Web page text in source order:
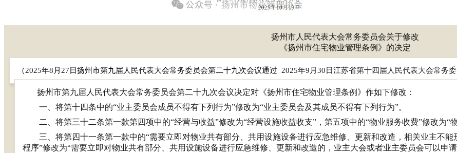
扬州市人民代表大会常务委员会关于修改
《扬州市住宅物业管理条例》的决定
（2025年8 月 27 日扬州市第九届人民代表大会常务委员会第二十九次会议通过 2025年9 月 30 日江苏省第十四届人民代表大会常务
扬州市第九届人民代表大会常务委员会第二十九次会议决定对《扬州市住宅物业管理条例》作如下修改：
一、 将第十四条中的“业主委员会成员不得有下列行为”修改为“业主委员会及其成员不得有下列行为”。
二、 将第三十二条第一款第四项中的“经营与收益”修改为“经营设施收益收支”，第五项中的“物业服务收费”修改为“
三、 将第四十一条第一款中的“需要立即对物业共有部分、共用设施设备进行应急维修、更新和改造，相关业主不
程序”修改为“需要立即对物业共有部分、共用设施设备进行应急维修、更新和改造的，业主大会或者业主委员会可以申